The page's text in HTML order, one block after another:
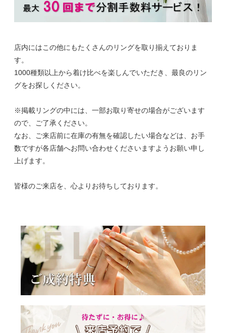
店内にはこの他にもたくさんのリングを取り揃えておりま
す。
1000種類以上から着け比べを楽しんでいただき、最良のリン
グをお探しください。
※掲載リングの中には、一部お取り寄せの場合がございます
ので、ご了承ください。
なお、ご来店前に在庫の有無を確認したい場合などは、お手
数ですが各店舗へお問い合わせくださいますようお願い申し
上げます。
皆様のご来店を、心よりお待ちしております。